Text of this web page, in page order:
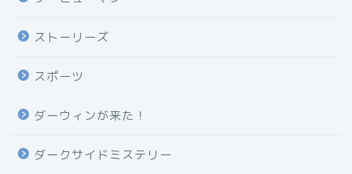
ストーリーズ
スポーツ
ダーウィンが来た！
ダークサイドミステリー